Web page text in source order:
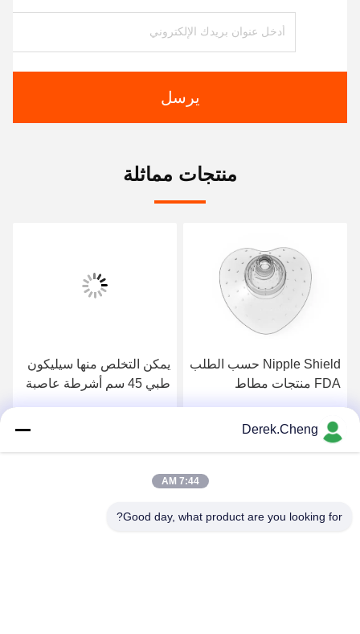
يرسل
منتجات مماثلة
Nipple Shield حسب الطلب
FDA منتجات مطاط
يمكن التخلص منها سيليكون
طبي 45 سم أشرطة عاصبة
Derek.Cheng
7:44 AM
Good day, what product are you looking for?